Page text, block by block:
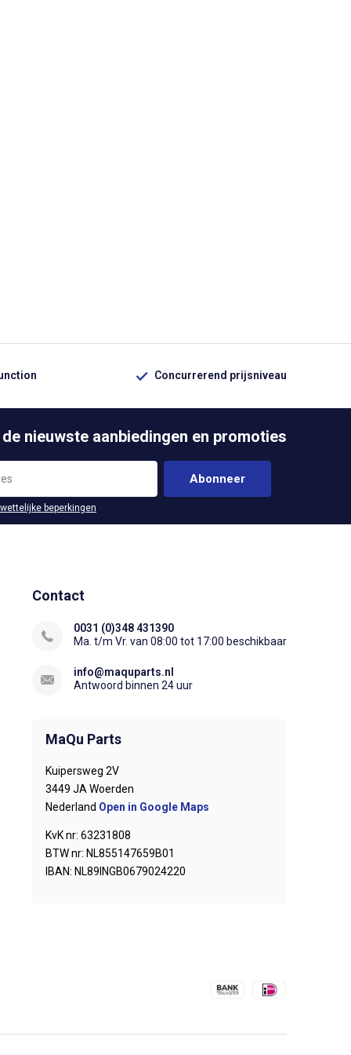
Concurrerend prijsniveau
nieuwste aanbiedingen en promoties
Abonneer
beperkingen
Contact
0031 (0)348 431390
Ma. t/m Vr. van 08:00 tot 17:00 beschikbaar
info@maquparts.nl
Antwoord binnen 24 uur
MaQu Parts
Kuipersweg 2V
3449 JA Woerden
Nederland Open in Google Maps
KvK nr: 63231808
BTW nr: NL855147659B01
IBAN: NL89INGB0679024220